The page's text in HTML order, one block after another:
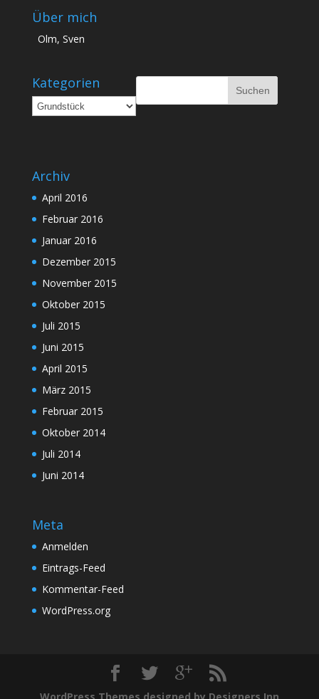
Über mich
Olm, Sven
Kategorien
Kategorien
Archiv
April 2016
Februar 2016
Januar 2016
Dezember 2015
November 2015
Oktober 2015
Juli 2015
Juni 2015
April 2015
März 2015
Februar 2015
Oktober 2014
Juli 2014
Juni 2014
Meta
Anmelden
Eintrags-Feed
Kommentar-Feed
WordPress.org
WordPress Themes designed by Designers Inn